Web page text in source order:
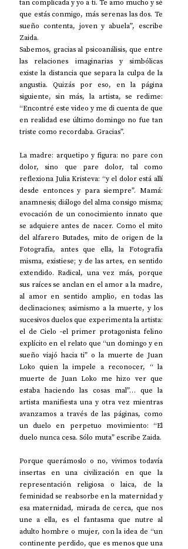
tan complicada y yo a ti. Te amo mucho y sé
que estás conmigo, más serenas las dos. Te
sueño contenta, joven y abuela”, escribe
Zaida.
Sabemos, gracias al psicoanálisis, que entre
las relaciones imaginarias y simbólicas
existe la distancia que separa la culpa de la
angustia. Quizás por eso, en la página
siguiente, sin más, la artista, se redime:
“Encontré este video y me di cuenta de que
en realidad ese último domingo no fue tan
triste como recordaba. Gracias”.
La madre: arquetipo y figura: no pare con
dolor, sino que pare dolor, tal como
reflexiona Julia Kristeva: “y el dolor está allí
desde entonces y para siempre”. Mamá:
anamnesis; diálogo del alma consigo misma;
evocación de un conocimiento innato que
se adquiere antes de nacer. Como el mito
del alfarero Butades, mito de origen de la
Fotografía, antes que ella, la Fotografía
misma, existiese; y de las artes, en sentido
extendido. Radical, una vez más, porque
sus raíces se anclan en el amor a la madre,
al amor en sentido amplio, en todas las
declinaciones; asimismo a la muerte, y los
sucesivos duelos que experimenta la artista:
el de Cielo -el primer protagonista felino
explícito en el relato que “un domingo y en
sueño viajó hacia ti” o la muerte de Juan
Loko quien la impele a reconocer, “ la
muerte de Juan Loko me hizo ver que
estaba haciendo las cosas mal”… que la
artista manifiesta una y otra vez mientras
avanzamos a través de las páginas, como
un duelo en perpetuo movimiento: “El
duelo nunca cesa. Sólo muta” escribe Zaida.
Porque querámoslo o no, vivimos todavía
insertas en una civilización en que la
representación religiosa o laica, de la
feminidad se reabsorbe en la maternidad y
esa maternidad, mirada de cerca, que nos
une a ella, es el fantasma que nutre al
adulto hombre o mujer, con la idea de “un
continente perdido, que es menos que una